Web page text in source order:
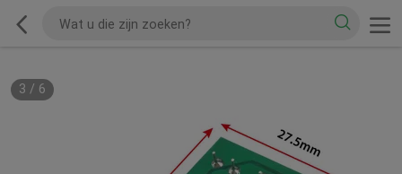
3 / 6